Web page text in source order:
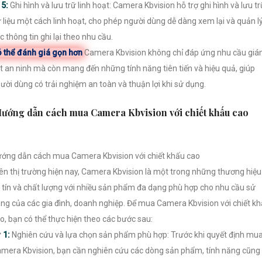
5:Ghi hình và lưu trữ linh hoạt: Camera Kbvision hỗ trợ ghi hình và lưu
liệu một cách linh hoạt, cho phép người dùng dễ dàng xem lại và quản
thông tin ghi lại theo nhu cầu.
thể đánh giá gọn hơnCamera Kbvision không chỉ đáp ứng nhu cầu
an ninh mà còn mang đến những tính năng tiên tiến và hiệu quả, giúp
dùng có trải nghiệm an toàn và thuận lợi khi sử dụng.
dẫn cách mua Camera Kbvision với chiết khấu cao
dẫn cách mua Camera Kbvision với chiết khấu cao
thị trường hiện nay, Camera Kbvision là một trong những thương hiệu
tín và chất lượng với nhiều sản phẩm đa dạng phù hợp cho nhu cầu sử
của các gia đình, doanh nghiệp. Để mua Camera Kbvision với chiết
bạn có thể thực hiện theo các bước sau:
1: Nghiên cứu và lựa chọn sản phẩm phù hợp: Trước khi quyết định
Kbvision, bạn cần nghiên cứu các dòng sản phẩm, tính năng cũng